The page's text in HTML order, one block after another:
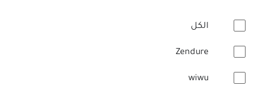
الكل
Zendure
wiwu